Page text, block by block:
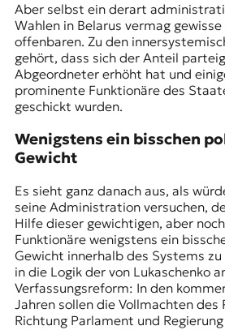
s
e
n
,
J
o
u
n
a
s
m
u
s
u
n
d
M
Aber selbst ein derart
Wahlen in Belarus vermag
offenbaren. Zu den
gehört, dass sich der Anteil
Abgeordneter erhöht hat und
prominente Funktionäre des
geschickt wurden.
Wenigstens ein bisschen
Gewicht
Es sieht ganz danach aus, als
seine Administration versuchen,
Hilfe dieser gewichtigen, aber
Funktionäre wenigstens ein
Gewicht innerhalb des Systems
in die Logik der von Lukaschenko
Verfassungsreform: In den
Jahren sollen die Vollmachten des
Richtung Parlament und